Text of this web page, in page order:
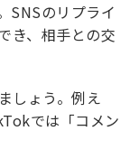
SNSのリプライ
き、相手との交
しょう。例え
では「コメン